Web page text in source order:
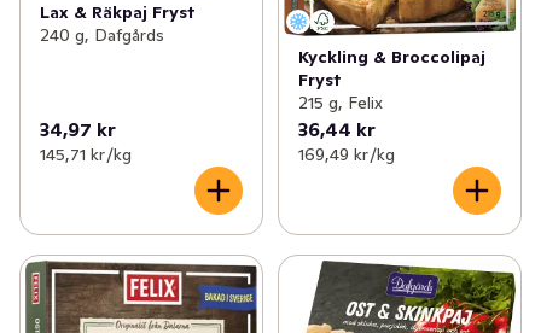
Lax & Räkpaj Fryst
240 g, Dafgårds
34,97 kr
145,71 kr /kg
Kyckling & Broccolipaj
Fryst
215 g, Felix
36,44 kr
169,49 kr /kg